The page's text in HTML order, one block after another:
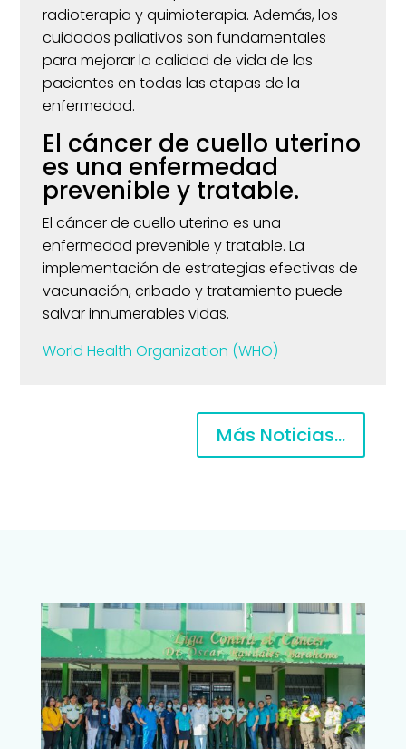
radioterapia y quimioterapia. Además, los
cuidados paliativos son fundamentales
para mejorar la calidad de vida de las
pacientes en todas las etapas de la
enfermedad.
El cáncer de cuello uterino
es una enfermedad
prevenible y tratable.
El cáncer de cuello uterino es una
enfermedad prevenible y tratable. La
implementación de estrategias efectivas de
vacunación, cribado y tratamiento puede
salvar innumerables vidas.
World Health Organization (WHO)
Más Noticias...